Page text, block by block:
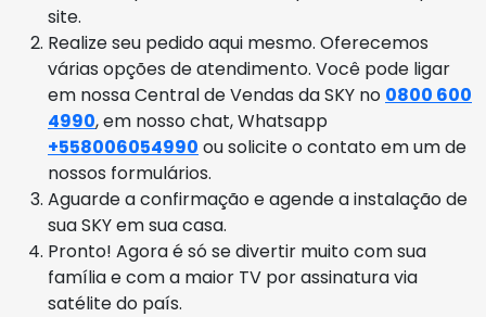
site.
Realize seu pedido aqui mesmo. Oferecemos
várias opções de atendimento. Você pode ligar
em nossa Central de Vendas da SKY no 0800 600
4990, em nosso chat, Whatsapp
+558006054990 ou solicite o contato em um de
nossos formulários.
Aguarde a confirmação e agende a instalação de
sua SKY em sua casa.
Pronto! Agora é só se divertir muito com sua
família e com a maior TV por assinatura via
satélite do país.